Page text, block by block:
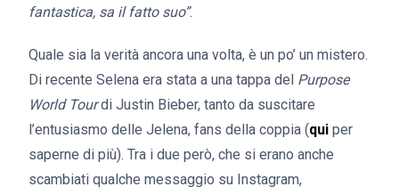
fantastica, sa il fatto suo”.
Quale sia la verità ancora una volta, è un po’ un mistero.
Di recente Selena era stata a una tappa del Purpose
World Tourdi Justin Bieber, tanto da suscitare
l’entusiasmo delle Jelena, fans della coppia (qui per
saperne di più). Tra i due però, che si erano anche
scambiati qualche messaggio su Instagram,